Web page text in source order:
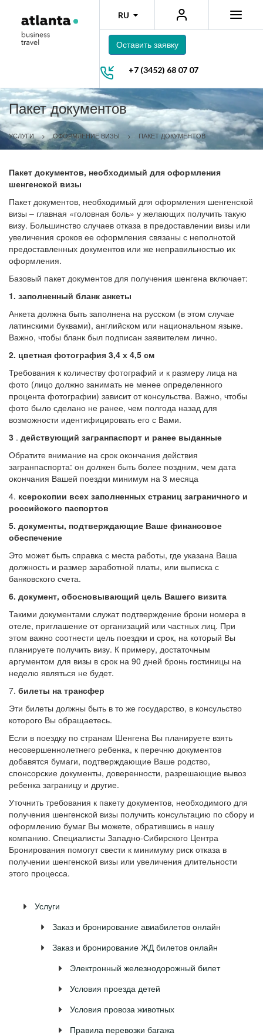
RU
Оставить заявку
+7 (3452) 68 07 07
Пакет документов
УСЛУГИ > ОФОРМЛЕНИЕ ВИЗЫ > ПАКЕТ ДОКУМЕНТОВ
Пакет документов, необходимый для оформления
шенгенской визы
Пакет документов, необходимый для оформления шенгенской
визы – главная «головная боль» у желающих получить такую
визу. Большинство случаев отказа в предоставлении визы или
увеличения сроков ее оформления связаны с неполнотой
предоставленных документов или же неправильностью их
оформления.
Базовый пакет документов для получения шенгена включает:
1. заполненный бланк анкеты
Анкета должна быть заполнена на русском (в этом случае
латинскими буквами), английском или национальном языке.
Важно, чтобы бланк был подписан заявителем лично.
2. цветная фотография 3,4 х 4,5 см
Требования к количеству фотографий и к размеру лица на
фото (лицо должно занимать не менее определенного
процента фотографии) зависит от консульства. Важно, чтобы
фото было сделано не ранее, чем полгода назад для
возможности идентифицировать его с Вами.
3 . действующий загранпаспорт и ранее выданные
Обратите внимание на срок окончания действия
загранпаспорта: он должен быть более поздним, чем дата
окончания Вашей поездки минимум на 3 месяца
4. ксерокопии всех заполненных страниц заграничного и
российского паспортов
5. документы, подтверждающие Ваше финансовое
обеспечение
Это может быть справка с места работы, где указана Ваша
должность и размер заработной платы, или выписка с
банковского счета.
6. документ, обосновывающий цель Вашего визита
Такими документами служат подтверждение брони номера в
отеле, приглашение от организаций или частных лиц. При
этом важно соотнести цель поездки и срок, на который Вы
планируете получить визу. К примеру, достаточным
аргументом для визы в срок на 90 дней бронь гостиницы на
неделю являться не будет.
7. билеты на трансфер
Эти билеты должны быть в то же государство, в консульство
которого Вы обращаетесь.
Если в поездку по странам Шенгена Вы планируете взять
несовершеннолетнего ребенка, к перечню документов
добавятся бумаги, подтверждающие Ваше родство,
спонсорские документы, доверенности, разрешающие вывоз
ребенка заграницу и другие.
Уточнить требования к пакету документов, необходимого для
получения шенгенской визы получить консультацию по сбору и
оформлению бумаг Вы можете, обратившись в нашу
компанию. Специалисты Западно-Сибирского Центра
Бронирования помогут свести к минимуму риск отказа в
получении шенгенской визы или увеличения длительности
этого процесса.
Услуги
Заказ и бронирование авиабилетов онлайн
Заказ и бронирование ЖД билетов онлайн
Электронный железнодорожный билет
Условия проезда детей
Условия провоза животных
Правила перевозки багажа